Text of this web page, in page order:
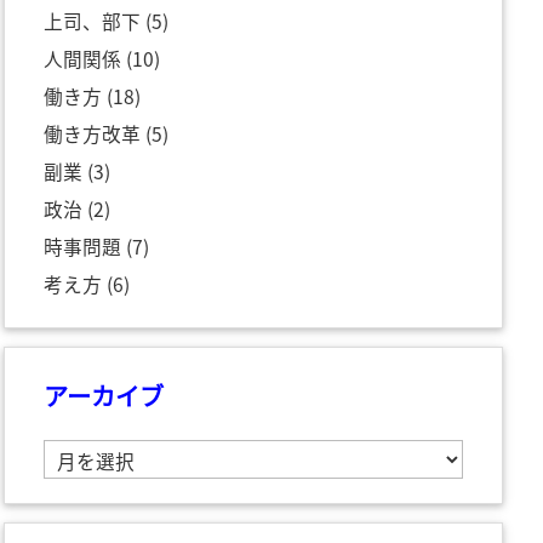
上司、部下 (5)
人間関係 (10)
働き方 (18)
働き方改革 (5)
副業 (3)
政治 (2)
時事問題 (7)
考え方 (6)
アーカイブ
ア
ー
カ